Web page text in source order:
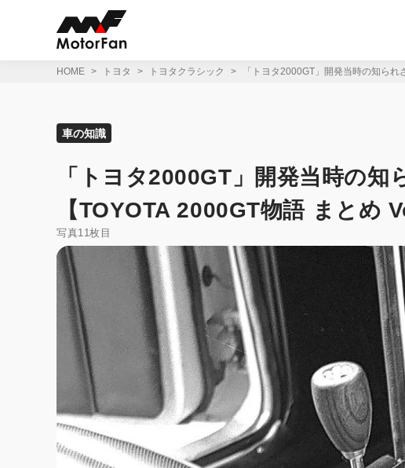
HOME トヨタ トヨタクラシック 「トヨタ2000GT」開発当時の知られ
車の知識
「トヨタ2000GT」開発当時の知
【TOYOTA 2000GT物語 まとめ
写真11枚目